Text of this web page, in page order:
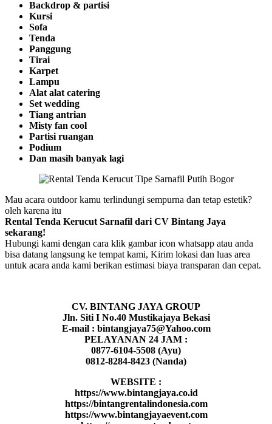
Backdrop & partisi
Kursi
Sofa
Tenda
Panggung
Tirai
Karpet
Lampu
Alat alat catering
Set wedding
Tiang antrian
Misty fan cool
Partisi ruangan
Podium
Dan masih banyak lagi
Mau acara outdoor kamu terlindungi sempurna dan tetap estetik?
oleh karena itu
Rental Tenda Kerucut Sarnafil dari CV Bintang Jaya
sekarang!
Hubungi kami dengan cara klik gambar icon whatsapp atau anda
bisa datang langsung ke tempat kami, Kirim lokasi dan luas area
untuk acara anda kami berikan estimasi biaya transparan dan cepat.
CV. BINTANG JAYA GROUP
Jln. Siti I No.40 Mustikajaya Bekasi
E-mail : bintangjaya75@Yahoo.com
PELAYANAN 24 JAM :
0877-6104-5508 (Ayu)
0812-8284-8423 (Nanda)
WEBSITE :
https://www.bintangjaya.co.id
https://bintangrentalindonesia.com
https://www.bintangjayaevent.com